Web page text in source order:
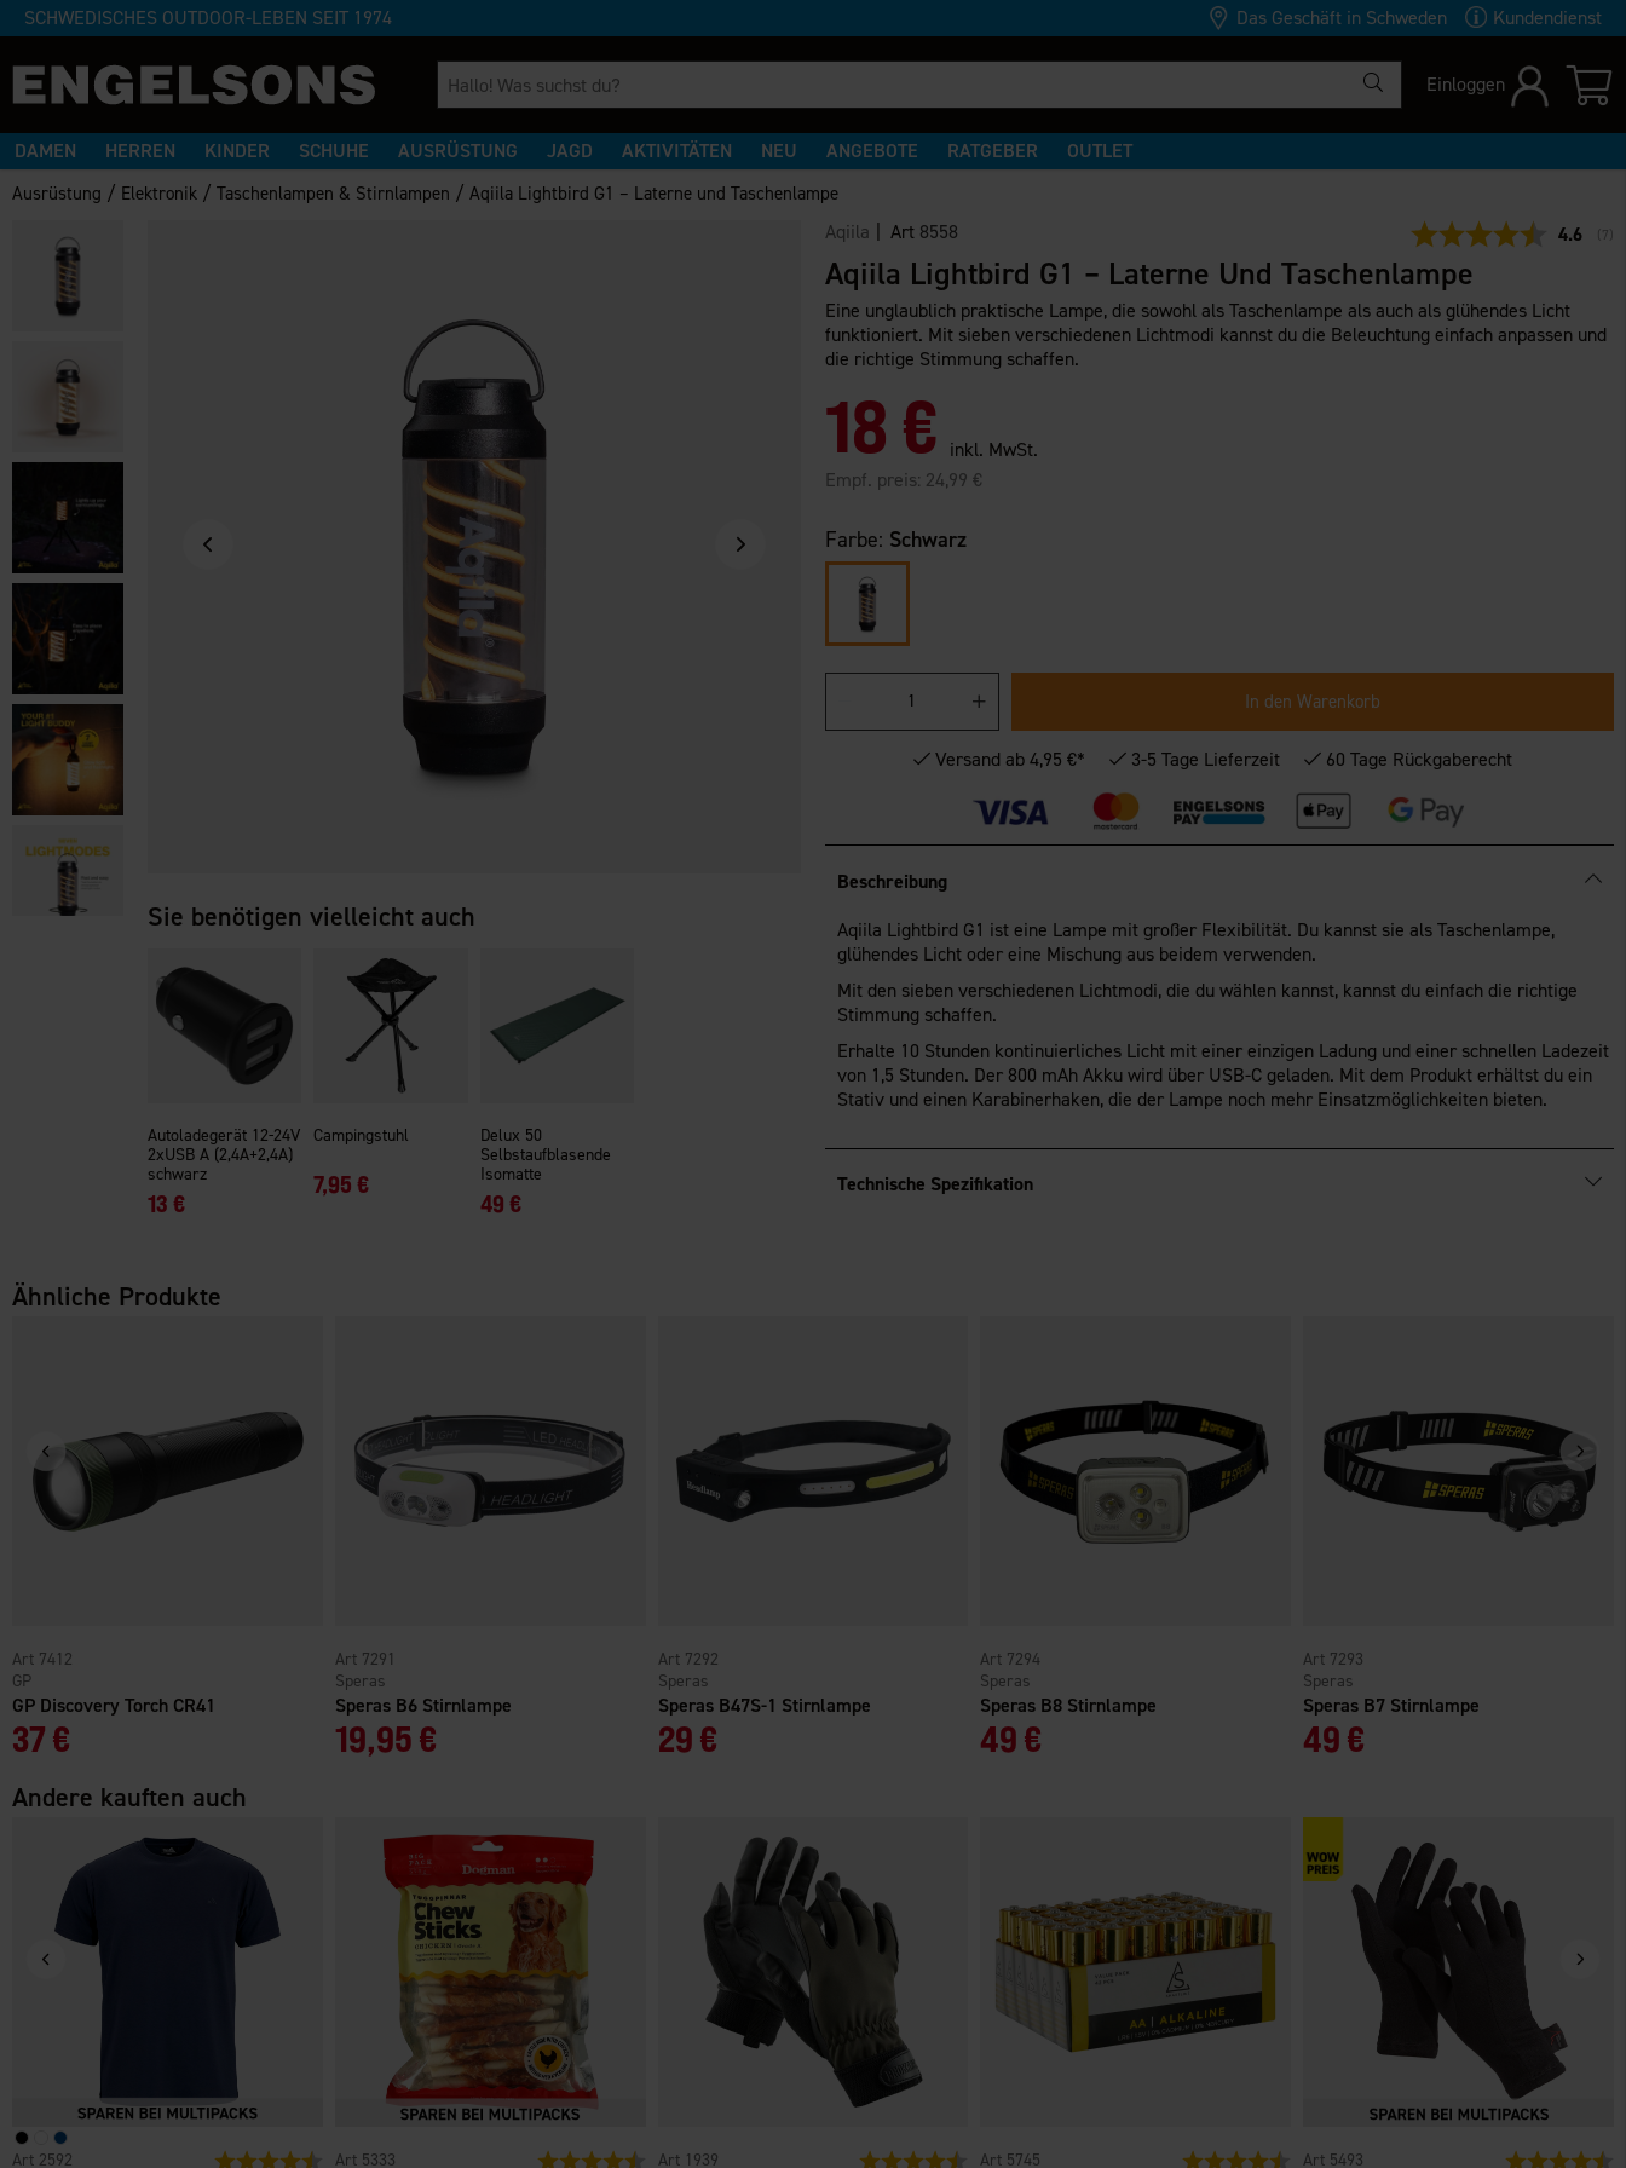
SCHWEDISCHES OUTDOOR-LEBEN SEIT 1974 Das Geschäft in Schweden Kundendienst
Einloggen
DAMEN HERREN KINDER SCHUHE AUSRÜSTUNG JAGD AKTIVITÄTEN NEU ANGEBOTE RATGEBER OUTLET
Ausrüstung / Elektronik /Taschenlampen & Stirnlampen /Aqiila Lightbird G1 – Laterne und Taschenlampe
Sie benötigen vielleicht auch
Autoladegerät 12-24V
2xUSB A (2,4A+2,4A)
schwarz
13 €
Campingstuhl
7,95 €
Delux 50
Selbstaufblasende
Isomatte
49 €
Aqiila | Art 8558 4.6 (7
Aqiila Lightbird G1 – Laterne Und Taschenlampe
Eine unglaublich praktische Lampe, die sowohl als Taschenlampe als auch als glühendes Licht
funktioniert. Mit sieben verschiedenen Lichtmodi kannst du die Beleuchtung einfach anpassen und
die richtige Stimmung schaffen.
18 € inkl. MwSt.
Empf. preis: 24,99 €
Farbe: Schwarz
In den Warenkorb
Versand ab 4,95 €* 3-5 Tage Lieferzeit 60 Tage Rückgaberecht
Beschreibung
Aqiila Lightbird G1 ist eine Lampe mit großer Flexibilität. Du kannst sie als Taschenlampe,
glühendes Licht oder eine Mischung aus beidem verwenden.
Mit den sieben verschiedenen Lichtmodi, die du wählen kannst, kannst du einfach die richtige
Stimmung schaffen.
Erhalte 10 Stunden kontinuierliches Licht mit einer einzigen Ladung und einer schnellen Ladezeit
von 1,5 Stunden. Der 800 mAh Akku wird über USB-C geladen. Mit dem Produkt erhältst du ein
Stativ und einen Karabinerhaken, die der Lampe noch mehr Einsatzmöglichkeiten bieten.
Technische Spezifikation
Ähnliche Produkte
GP Discovery Torch CR41
GP
7412
37 €
Speras B6 Stirnlampe
Speras
7291
19,95 €
Speras B47S-1 Stirnlampe
Speras
7292
29 €
Speras B8 Stirnlampe
Speras
7294
49 €
Speras B7 Stirnlampe
Speras
7293
49 €
Andere kauften auch
2592 Bewertung: 4.4 von 5 Sternen
5333 Bewertung: 4.8 von 5 Sternen
1939 Bewertung: 4.5 von 5 Sternen
5745 Bewertung: 4.6 von 5 Sternen
5493 Bewertung: